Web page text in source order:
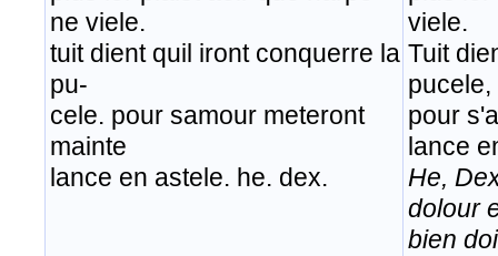
ne viele.
tuit dient quil iront conquerre la
pu-
cele. pour samour meteront
mainte
lance en astele. he. dex.
viele.
Tuit
pucele,
pour
lance
He,
dolour
bien